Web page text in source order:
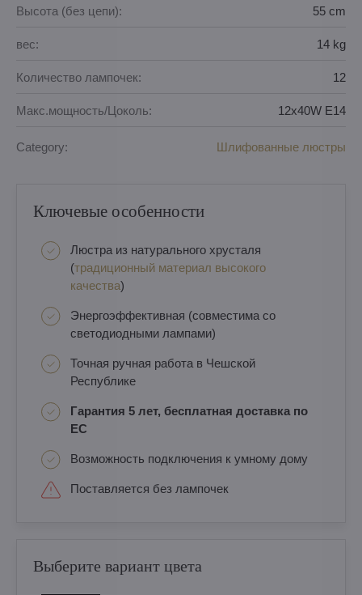
Высота (без цепи): 55 cm
вес: 14 kg
Количество лампочек: 12
Макс.мощность/Цоколь: 12x40W E14
Category: Шлифованные люстры
Ключевые особенности
Люстра из натурального хрусталя
(традиционный материал высокого
качества)
Энергоэффективная (совместима со
светодиодными лампами)
Точная ручная работа в Чешской
Республике
Гарантия 5 лет, бесплатная доставка по
ЕС
Возможность подключения к умному дому
Поставляется без лампочек
Выберите вариант цвета